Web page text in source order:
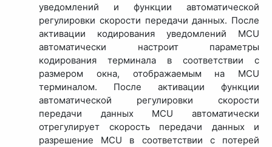
уведомлений и функции автоматической
регулировки скорости передачи данных. После
активации кодирования уведомлений MCU
автоматически настроит параметры
кодирования терминала в соответствии с
размером окна, отображаемым на MCU
терминалом. После активации функции
автоматической регулировки скорости
передачи данных MCU автоматически
отрегулирует скорость передачи данных и
разрешение MCU в соответствии с потерей